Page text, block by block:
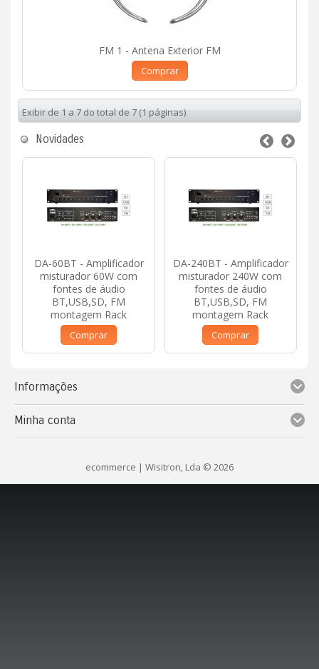
FM 1 - Antena Exterior FM
Comprar
Exibir de 1 a 7 do total de 7 (1 páginas)
Novidades
DA-60BT - Amplificador
misturador 60W com
fontes de áudio
BT,USB,SD, FM
montagem Rack
Comprar
DA-240BT - Amplificador
misturador 240W com
fontes de áudio
BT,USB,SD, FM
montagem Rack
Comprar
Informações
Minha conta
ecommerce | Wisitron, Lda © 2026